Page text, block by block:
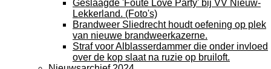
Geslaagde 'Foute Love Party' bij VV Nieuw-
Lekkerland. (Foto's)
Brandweer Sliedrecht houdt oefening op plek
van nieuwe brandweerkazerne.
Straf voor Alblasserdammer die onder invloed
over de kop slaat na ruzie op bruiloft.